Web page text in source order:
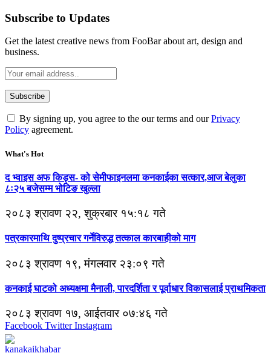
Subscribe to Updates
Get the latest creative news from FooBar about art, design and
business.
By signing up, you agree to the our terms and ourPrivacy
Policy agreement.
What's Hot
द भ्वाइस अफ किड्स- को सेमीफाइनलमा कनकाईका सत्कार,आज बेलुका
८ः२५ बजेसम्म भोटिङ खुल्ला
२०८३ श्रावण २२, शुक्रबार १५:१८ गते
पत्रकारमाथि दुष्प्रचार गर्नेविरुद्ध तत्काल कारबाहीको माग
२०८३ श्रावण १९, मंगलवार २३:०९ गते
कनकाई घाटको अध्यक्षमा मैनाली, पारदर्शिता र पूर्वाधार विकासलाई प्राथमिकता
२०८३ श्रावण १७, आईतवार ०७:४६ गते
Facebook Twitter Instagram